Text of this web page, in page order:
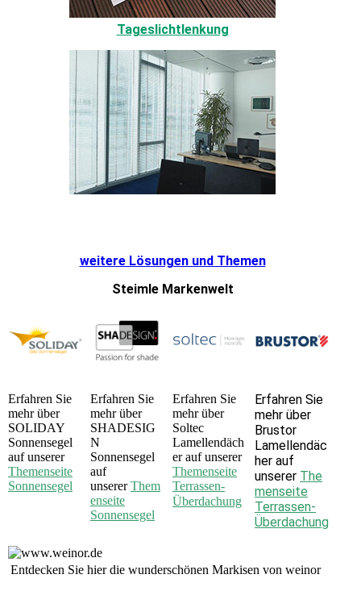
Tageslichtlenkung
weitere Lösungen und Themen
Steimle Markenwelt
Erfahren Sie
mehr über
SOLIDAY
Sonnensegel
auf unserer
Themenseite
Sonnensegel
Erfahren Sie
mehrüber
SHADESIG
N
Sonnensegel
auf
unsererThem
enseite
Sonnensegel
Erfahren Sie
mehr über
Soltec
Lamellendäch
er auf unserer
Themenseite
Terrassen-
Überdachung
Erfahren Sie
mehr über
Brustor
Lamellendäc
her auf
unserer The
menseite
Terrassen-
Überdachung
Entdecken Sie hier die wun­der­schö­nen Mar­ki­sen von weinor